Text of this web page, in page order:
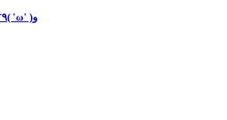
今年はこれで乗り切ります٩( 'ω' )و